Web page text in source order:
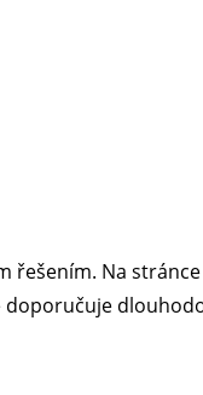
řešením. Na
doporučuje